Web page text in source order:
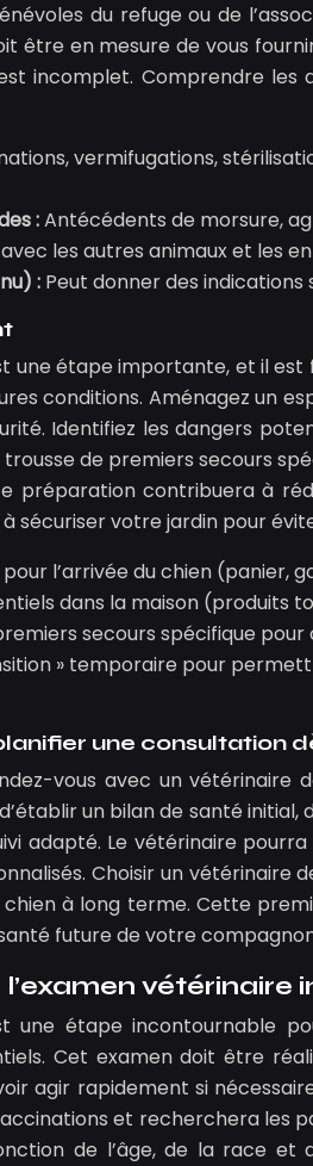
du refuge ou de
être en mesure de vous
incomplet. Comprendre
vermifugations,
:Antécédents de morsure,
les autres animaux et les
: Peut donner des
une étape importante, et il
conditions. Aménagez un
Identifiez les dangers
de premiers secours
préparation contribuera à
sécuriser votre jardin pour
l’arrivée du chien (panier,
dans la maison (produits
secours spécifique pour
» temporaire pour
une consultation
vous avec un vétérinaire
un bilan de santé initial,
adapté. Le vétérinaire
Choisir un vétérinaire
à long terme. Cette
future de votre
vétérinaire
une étape incontournable
Cet examen doit être
agir rapidement si
et recherchera les
de l’âge, de la race et